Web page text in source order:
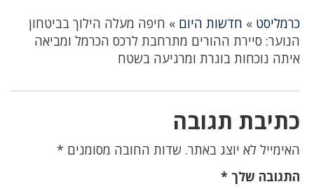
כרמליסט » חדשות היום » חיפה מעלה הילוך בביטחון
הנוער: סיירת ההורים מתרחבת לרכס הכרמל ומביאה
איתה נוכחות בוגרת ומרגיעה בשטח
כתיבת תגובה
האימייל לא יוצג באתר. שדות החובה מסומנים *
התגובה שלך *